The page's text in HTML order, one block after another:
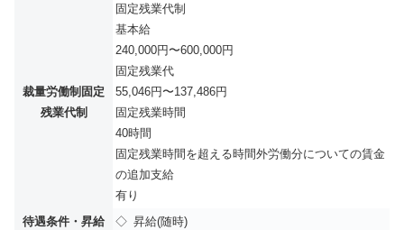
裁量労働制固定
残業代制
固定残業代制
基本給
240,000円〜600,000円
固定残業代
55,046円〜137,486円
固定残業時間
40時間
固定残業時間を超える時間外労働分についての賃金
の追加支給
有り
待遇条件・昇給
◇ 昇給(随時)